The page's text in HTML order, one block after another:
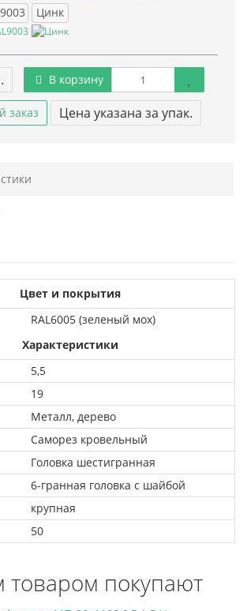
Цинк
В корзину
заказ Цена указана за упак.
Цвет и покрытия
RAL6005 (зеленый мох)
Характеристики
5,5
19
Металл, дерево
Саморез кровельный
Головка шестигранная
6-гранная головка с шайбой
крупная
50
товаром покупают